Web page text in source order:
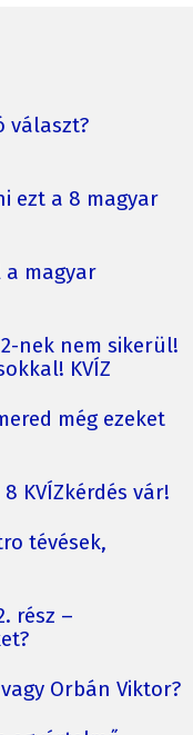
választ?
ezt a 8 magyar
magyar
nek nem sikerül!
KVÍZ
még ezeket
KVÍZkérdés vár!
tévések,
rész –
Orbán Viktor?